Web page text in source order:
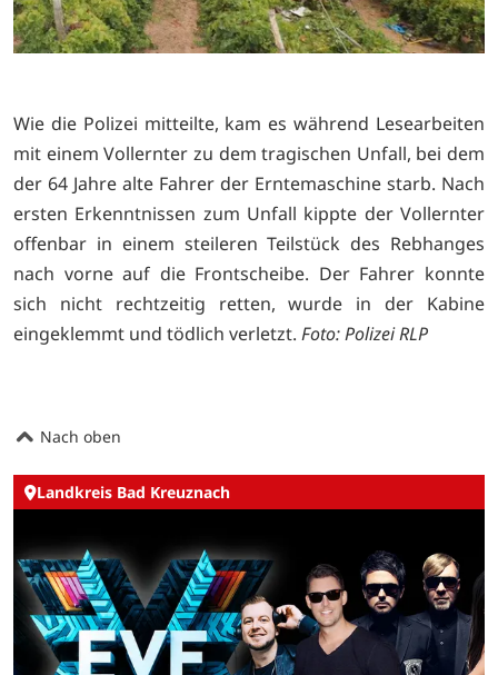
Wie die Polizei mitteilte, kam es während Lesearbeiten
mit einem Vollernter zu dem tragischen Unfall, bei dem
der 64 Jahre alte Fahrer der Erntemaschine starb. Nach
ersten Erkenntnissen zum Unfall kippte der Vollernter
offenbar in einem steileren Teilstück des Rebhanges
nach vorne auf die Frontscheibe. Der Fahrer konnte
sich nicht rechtzeitig retten, wurde in der Kabine
eingeklemmt und tödlich verletzt. Foto: Polizei RLP
Nach oben
Landkreis Bad Kreuznach